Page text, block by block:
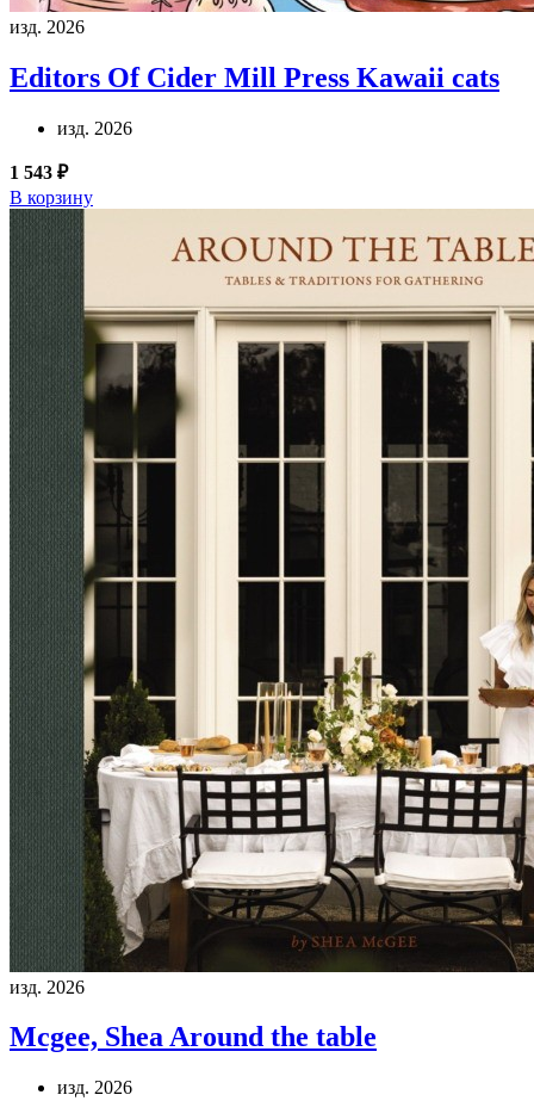
изд. 2026
Editors Of Cider Mill Press Kawaii cats
изд. 2026
1 543 ₽
В корзину
изд. 2026
Mcgee, SheaAround the table
изд. 2026